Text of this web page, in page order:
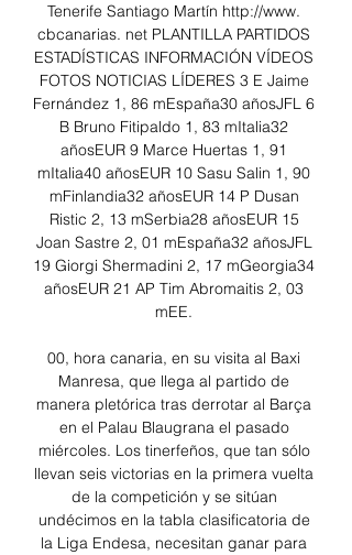
Tenerife Santiago Martín http://www.
cbcanarias. net PLANTILLA PARTIDOS
ESTADÍSTICAS INFORMACIÓN VÍDEOS
FOTOS NOTICIAS LÍDERES 3 E Jaime
Fernández 1, 86 mEspaña30 añosJFL 6
B Bruno Fitipaldo 1, 83 mItalia32
añosEUR 9 Marce Huertas 1, 91
mItalia40 añosEUR 10 Sasu Salin 1, 90
mFinlandia32 añosEUR 14 P Dusan
Ristic 2, 13 mSerbia28 añosEUR 15
Joan Sastre 2, 01 mEspaña32 añosJFL
19 Giorgi Shermadini 2, 17 mGeorgia34
añosEUR 21 AP Tim Abromaitis 2, 03
mEE.
00, hora canaria, en su visita al Baxi
Manresa, que llega al partido de
manera pletórica tras derrotar al Barça
en el Palau Blaugrana el pasado
miércoles. Los tinerfeños, que tan sólo
llevan seis victorias en la primera vuelta
de la competición y se sitúan
undécimos en la tabla clasificatoria de
la Liga Endesa, necesitan ganar para